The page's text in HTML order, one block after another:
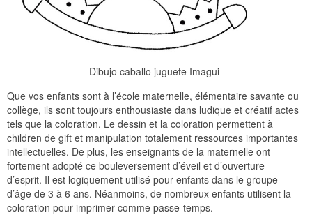
Dibujo caballo juguete Imagui
Que vos enfants sont à l’école maternelle, élémentaire savante ou
collège, ils sont toujours enthousiaste dans ludique et créatif actes
tels que la coloration. Le dessin et la coloration permettent à
children de gift et manipulation totalement ressources importantes
intellectuelles. De plus, les enseignants de la maternelle ont
fortement adopté ce bouleversement d’éveil et d’ouverture
d’esprit. Il est logiquement utilisé pour enfants dans le groupe
d’âge de 3 à 6 ans. Néanmoins, de nombreux enfants utilisent la
coloration pour imprimer comme passe-temps.